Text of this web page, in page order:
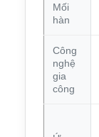
Mối
hàn
Công
nghệ
gia
công